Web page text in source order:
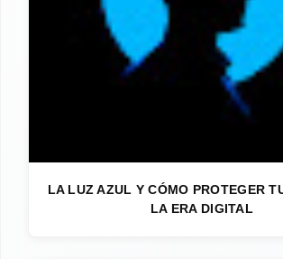
LA LUZ AZUL Y CÓMO PROTEGER
LA ERA DIGITAL